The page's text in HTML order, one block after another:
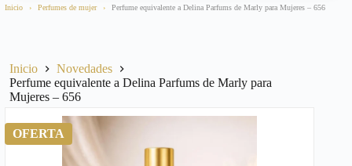
Inicio › Perfumes de mujer › Perfume equivalente a Delina Parfums de Marly para Mujeres – 656
Inicio
Novedades
Perfume equivalente a Delina Parfums de Marly para
Mujeres – 656
OFERTA